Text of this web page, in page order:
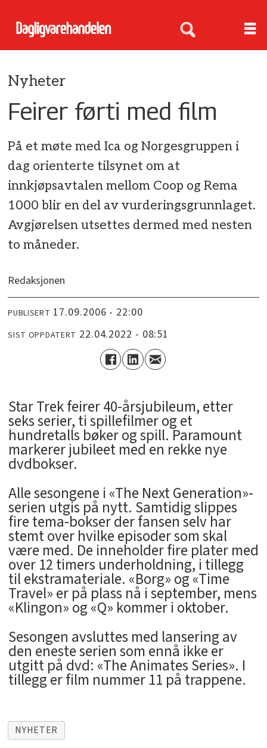
Nyheter
Feirer førti med film
På et møte med Ica og Norgesgruppen i
dag orienterte tilsynet om at
innkjøpsavtalen mellom Coop og Rema
1000 blir en del av vurderingsgrunnlaget.
Avgjørelsen utsettes dermed med nesten
to måneder.
Redaksjonen
PUBLISERT 17.09.2006 - 22:00
SIST OPPDATERT 22.04.2022 - 08:51
Star Trek feirer 40-årsjubileum, etter
seks serier, ti spillefilmer og et
hundretalls bøker og spill. Paramount
markerer jubileet med en rekke nye
dvdbokser.
Alle sesongene i «The Next Generation»-
serien utgis på nytt. Samtidig slippes
fire tema-bokser der fansen selv har
stemt over hvilke episoder som skal
være med. De inneholder fire plater med
over 12 timers underholdning, i tillegg
til ekstramateriale. «Borg» og «Time
Travel» er på plass nå i september, mens
«Klingon» og «Q» kommer i oktober.
Sesongen avsluttes med lansering av
den eneste serien som ennå ikke er
utgitt på dvd: «The Animates Series». I
tillegg er film nummer 11 på trappene.
NYHETER